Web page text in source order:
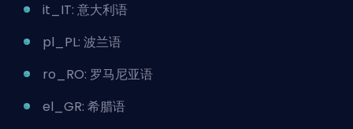
it_IT: 意大利语
pl_PL: 波兰语
ro_RO: 罗马尼亚语
el_GR: 希腊语